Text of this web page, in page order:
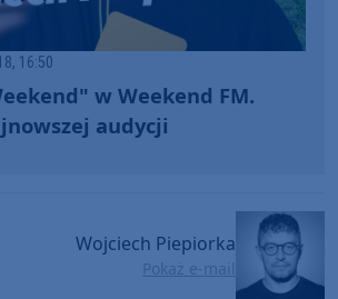
16:50
w Weekend FM.
audycji
Wojciech Piepiorka
Pokaż e-mail